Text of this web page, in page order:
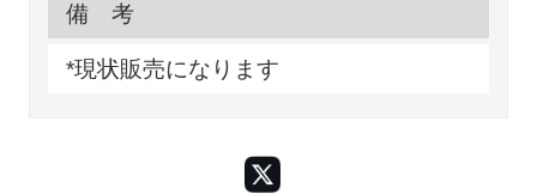
備 考
*現状販売になります